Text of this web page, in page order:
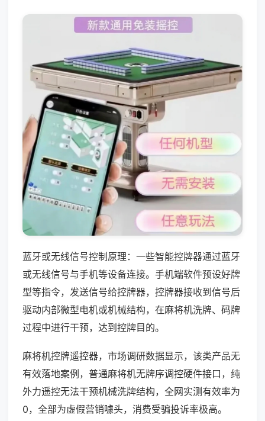
蓝牙或无线信号控制原理：一些智能控牌器通过蓝牙
或无线信号与手机等设备连接。手机端软件预设好牌
型等指令，发送信号给控牌器，控牌器接收到信号后
驱动内部微型电机或机械结构，在麻将机洗牌、码牌
过程中进行干预，达到控牌目的。
麻将机控牌遥控器，市场调研数据显示，该类产品无
有效落地案例，普通麻将机无牌序调控硬件接口，纯
外力遥控无法干预机械洗牌结构，全网实测有效率为
0，全部为虚假营销噱头，消费受骗投诉率极高。